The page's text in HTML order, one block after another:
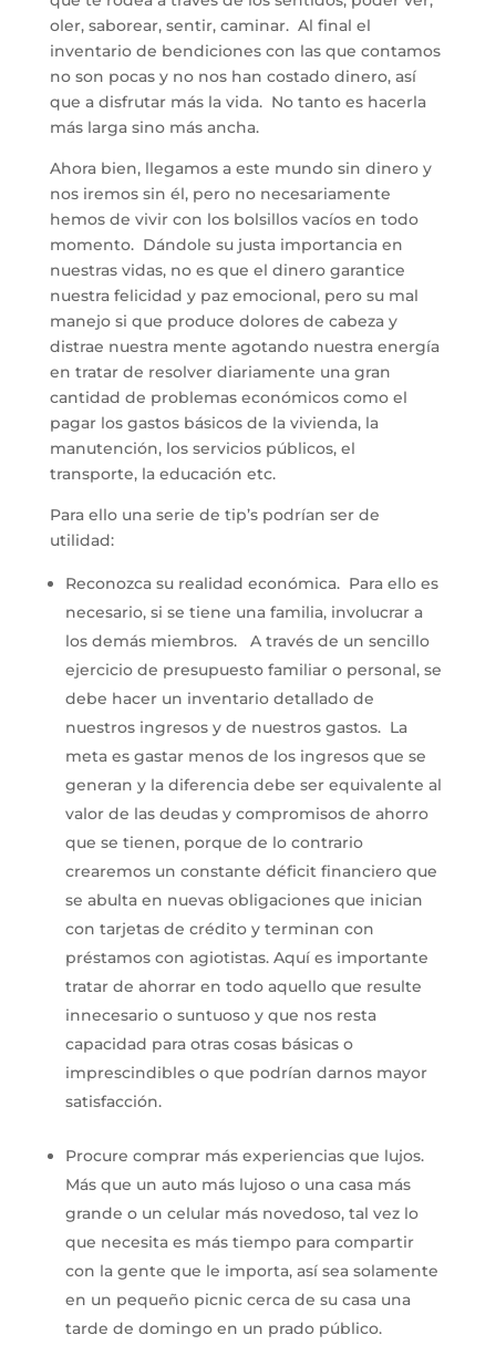
oler, saborear, sentir, caminar. Al final el
inventario de bendiciones con las que contamos
no son pocas y no nos han costado dinero, así
que a disfrutar más la vida. No tanto es hacerla
más larga sino más ancha.
Ahora bien, llegamos a este mundo sin dinero y
nos iremos sin él, pero no necesariamente
hemos de vivir con los bolsillos vacíos en todo
momento. Dándole su justa importancia en
nuestras vidas, no es que el dinero garantice
nuestra felicidad y paz emocional, pero su mal
manejo si que produce dolores de cabeza y
distrae nuestra mente agotando nuestra energía
en tratar de resolver diariamente una gran
cantidad de problemas económicos como el
pagar los gastos básicos de la vivienda, la
manutención, los servicios públicos, el
transporte, la educación etc.
Para ello una serie de tip’s podrían ser de
utilidad:
Reconozca su realidad económica. Para ello es
necesario, si se tiene una familia, involucrar a
los demás miembros. A través de un sencillo
ejercicio de presupuesto familiar o personal, se
debe hacer un inventario detallado de
nuestros ingresos y de nuestros gastos. La
meta es gastar menos de los ingresos que se
generan y la diferencia debe ser equivalente al
valor de las deudas y compromisos de ahorro
que se tienen, porque de lo contrario
crearemos un constante déficit financiero que
se abulta en nuevas obligaciones que inician
con tarjetas de crédito y terminan con
préstamos con agiotistas. Aquí es importante
tratar de ahorrar en todo aquello que resulte
innecesario o suntuoso y que nos resta
capacidad para otras cosas básicas o
imprescindibles o que podrían darnos mayor
satisfacción.
Procure comprar más experiencias que lujos.
Más que un auto más lujoso o una casa más
grande o un celular más novedoso, tal vez lo
que necesita es más tiempo para compartir
con la gente que le importa, así sea solamente
en un pequeño picnic cerca de su casa una
tarde de domingo en un prado público.